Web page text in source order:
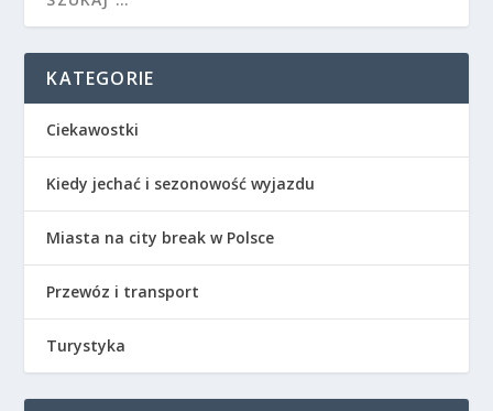
KATEGORIE
Ciekawostki
Kiedy jechać i sezonowość wyjazdu
Miasta na city break w Polsce
Przewóz i transport
Turystyka